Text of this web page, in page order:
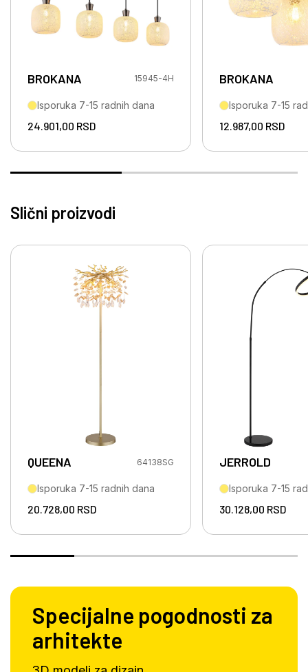
BROKANA 15945-4H
Isporuka 7-15 radnih dana
24.901,00 RSD
BROKANA
Isporuka 7-15
12.987,00 RSD
Slični proizvodi
QUEENA 64138SG
Isporuka 7-15 radnih dana
20.728,00 RSD
JERROLD
Isporuka 7-15
30.128,00 RSD
Specijalne pogodnosti za
arhitekte